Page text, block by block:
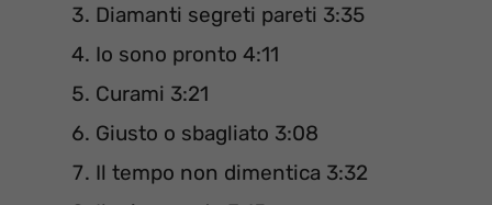
Diamanti segreti pareti 3:35
Io sono pronto 4:11
Curami 3:21
Giusto o sbagliato 3:08
Il tempo non dimentica 3:32